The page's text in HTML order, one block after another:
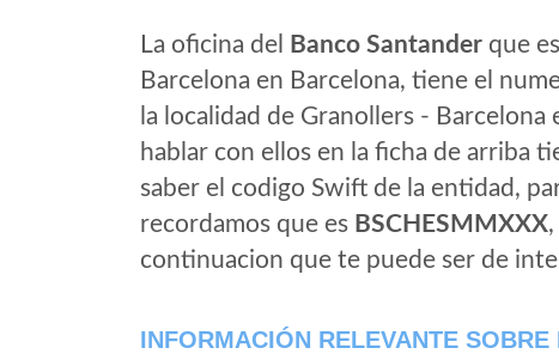
La oficina del Banco Santander que
Barcelona en Barcelona, tiene el
la localidad de Granollers - Barcelona
hablar con ellos en la ficha de arriba
saber el codigo Swift de la entidad,
recordamos que es BSCHESMMXXX
continuacion que te puede ser de
INFORMACIÓN RELEVANTE